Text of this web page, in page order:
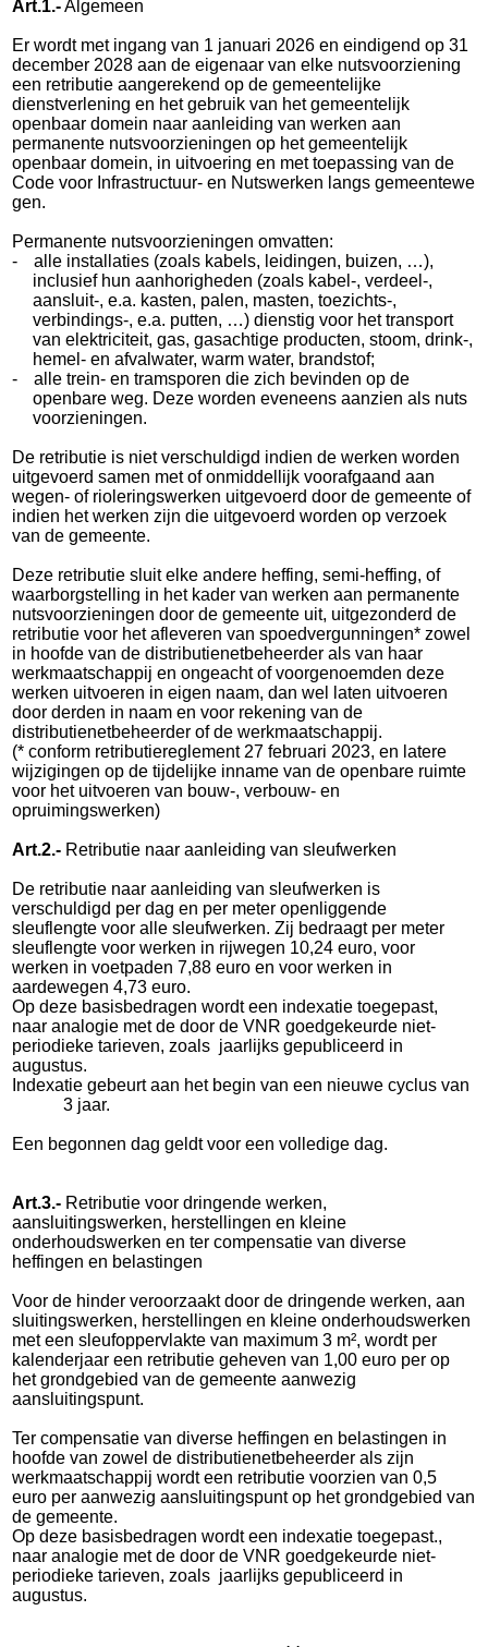
Art.1.-Algemeen
Er wordt met ingang van 1 januari 2026 en eindigend op 31
december 2028 aan de eigenaar van elke nutsvoorziening
een retributie aangerekend op de gemeentelijke
dienstverlening en het gebruik van het gemeentelijk
openbaar domein naar aanleiding van werken aan
permanente nutsvoorzieningen op het gemeentelijk
openbaar domein, in uitvoering en met toepassing van de
Code voor Infrastructuur- en Nutswerken langs gemeentewe
gen.
Permanente nutsvoorzieningen omvatten:
-
alle installaties (zoals kabels, leidingen, buizen, …),
inclusief hun aanhorigheden (zoals kabel-, verdeel-,
aansluit-, e.a. kasten, palen, masten, toezichts-,
verbindings-, e.a. putten, …) dienstig voor het transport
van elektriciteit, gas, gasachtige producten, stoom, drink-,
hemel- en afvalwater, warm water, brandstof;
-
alle trein- en tramsporen die zich bevinden op de
openbare weg. Deze worden eveneens aanzien als nuts
voorzieningen.
De retributie is niet verschuldigd indien de werken worden
uitgevoerd samen met of onmiddellijk voorafgaand aan
wegen- of rioleringswerken uitgevoerd door de gemeente of
indien het werken zijn die uitgevoerd worden op verzoek
van de gemeente.
Deze retributie sluit elke andere heffing, semi-heffing, of
waarborgstelling in het kader van werken aan permanente
nutsvoorzieningen door de gemeente uit, uitgezonderd de
retributie voor het afleveren van spoedvergunningen* zowel
in hoofde van de distributienetbeheerder als van haar
werkmaatschappij en ongeacht of voorgenoemden deze
werken uitvoeren in eigen naam, dan wel laten uitvoeren
door derden in naam en voor rekening van de
distributienetbeheerder of de werkmaatschappij.
(* conform retributiereglement 27 februari 2023, en latere
wijzigingen op de tijdelijke inname van de openbare ruimte
voor het uitvoeren van bouw-, verbouw- en
opruimingswerken)
Art.2.- Retributie naar aanleiding van sleufwerken
De retributie naar aanleiding van sleufwerken is
verschuldigd per dag en per meter open liggende
sleuflengte voor alle sleufwerken. Zij bedraagt per meter
sleuflengte voor werken in rijwegen 10,24 euro, voor
werken in voetpaden 7,88 euro en voor werken in
aardewegen 4,73 euro.
Op deze basisbedragen wordt een indexatie toegepast,
naar analogie met de door de VNR goedgekeurde niet-
periodieke tarieven, zoals jaarlijks gepubliceerd in
augustus.
Indexatie gebeurt aan het begin van een nieuwe cyclus van
3 jaar.
Een begonnen dag geldt voor een volledige dag.
Art.3.- Retributie voor dringende werken,
aansluitingswerken, herstellingen en kleine
onderhoudswerken en ter compensatie van diverse
heffingen en belastingen
Voor de hinder veroorzaakt door de dringende werken, aan
sluitingswerken, herstellingen en kleine onderhoudswerken
met een sleufoppervlakte van maximum 3 m², wordt per
kalenderjaar een retributie geheven van 1,00 euro per op
het grondgebied van de gemeente aanwezig
aansluitingspunt.
Ter compensatie van diverse heffingen en belastingen in
hoofde van zowel de distributienetbeheerder als zijn
werkmaatschappij wordt een retributie voorzien van 0,5
euro per aanwezig aansluitingspunt op het grondgebied van
de gemeente.
Op deze basisbedragen wordt een indexatie toegepast.,
naar analogie met de door de VNR goedgekeurde niet-
periodieke tarieven, zoals jaarlijks gepubliceerd in
augustus.